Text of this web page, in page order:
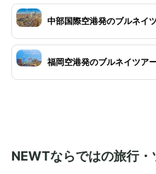
中部国際空港発のブルネイ
福岡空港発のブルネイツア
NEWTならではの旅行・